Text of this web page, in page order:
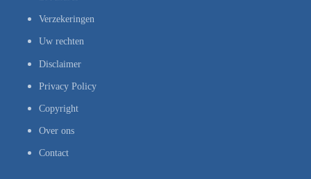
Verzekeringen
Uw rechten
Disclaimer
Privacy Policy
Copyright
Over ons
Contact